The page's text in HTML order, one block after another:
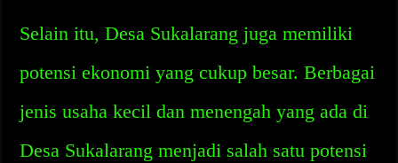
Selain itu, Desa Sukalarang juga memiliki
potensi ekonomi yang cukup besar. Berbagai
jenis usaha kecil dan menengah yang ada di
Desa Sukalarang menjadi salah satu potensi